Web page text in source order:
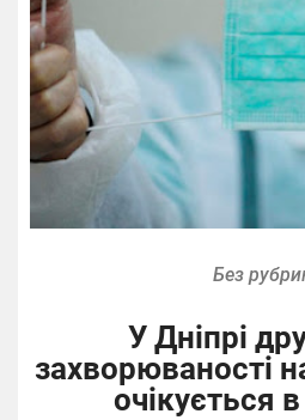
Без
У Дніпрі
захворюваності
очікується